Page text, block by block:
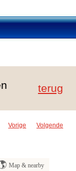
terug
Vorige Volgende
Map & nearby